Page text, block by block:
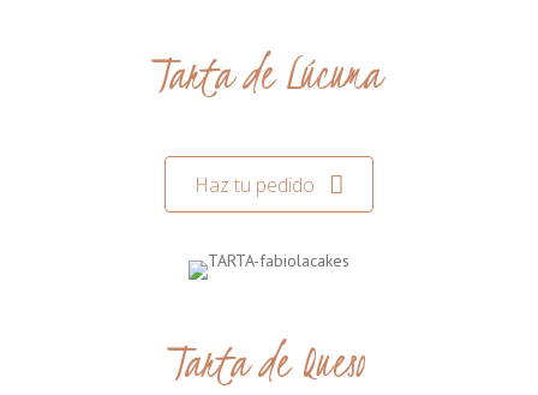
Tarta de Lúcuma
Haz tu pedido
Tarta de Queso